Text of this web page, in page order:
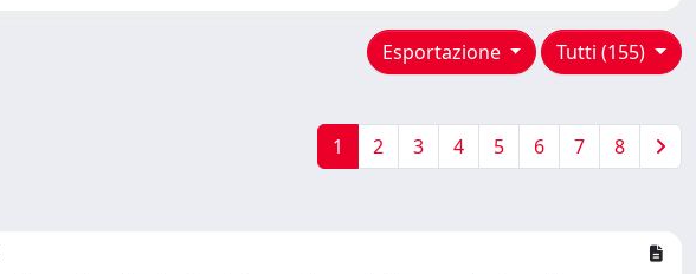
Tutti (155)
Esportazione
1 2 3 4 5 6 7 8